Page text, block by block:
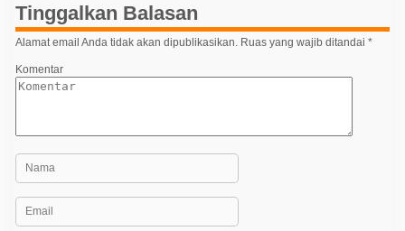
p
o
s
Tinggalkan Balasan
Alamat email Anda tidak akan dipublikasikan. Ruas yang wajib ditandai *
Komentar